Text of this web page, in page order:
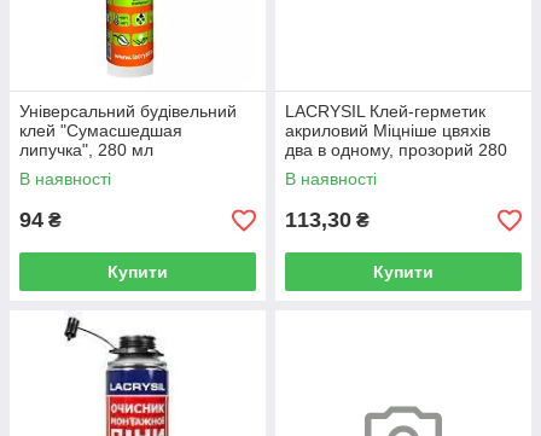
Універсальний будівельний
клей "Сумасшедшая
липучка", 280 мл
В наявності
94 ₴
Купити
LACRYSIL Клей-герметик
акриловий Міцніше цвяхів
два в одному, прозорий 280
мл
В наявності
113,30 ₴
Купити